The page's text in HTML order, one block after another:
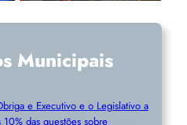
Municipais
e Executivo e o Legislativo a
das questões sobre